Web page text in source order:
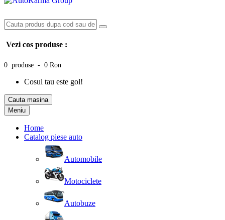
Vezi cos produse :
0 produse - 0 Ron
Cosul tau este gol!
Cauta masina
Meniu
Home
Catalog piese auto
Automobile
Motociclete
Autobuze